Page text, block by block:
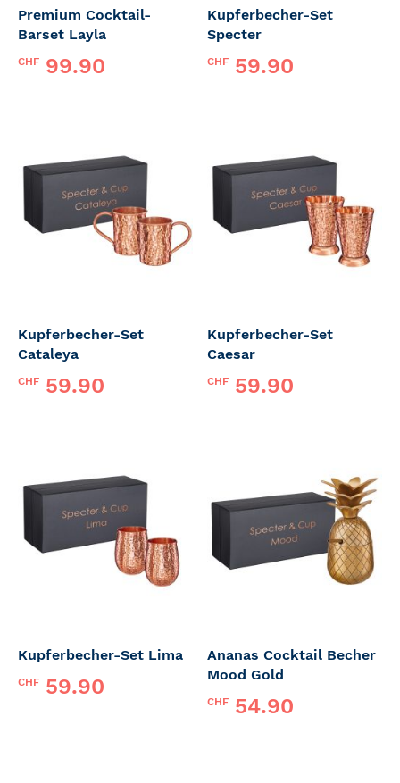
Premium Cocktail-
Barset Layla
CHF 99.90
Kupferbecher-Set
Specter
CHF 59.90
Kupferbecher-Set
Cataleya
CHF 59.90
Kupferbecher-Set
Caesar
CHF 59.90
Kupferbecher-Set Lima
CHF 59.90
Ananas Cocktail Becher
Mood Gold
CHF 54.90